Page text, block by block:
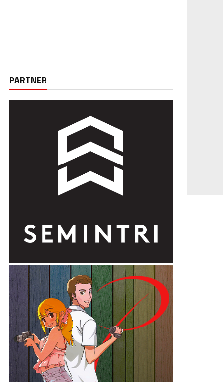
PARTNER